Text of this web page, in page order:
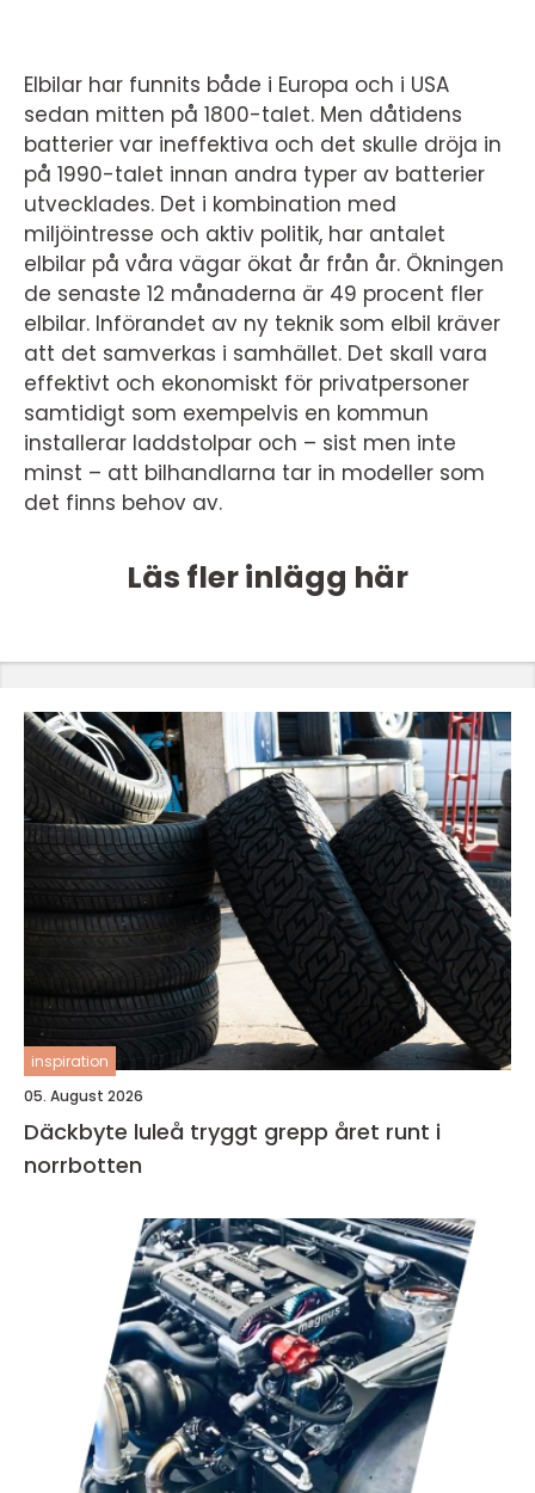
Elbilar har funnits både i Europa och i USA
sedan mitten på 1800-talet. Men dåtidens
batterier var ineffektiva och det skulle dröja in
på 1990-talet innan andra typer av batterier
utvecklades. Det i kombination med
miljöintresse och aktiv politik, har antalet
elbilar på våra vägar ökat år från år. Ökningen
de senaste 12 månaderna är 49 procent fler
elbilar. Införandet av ny teknik som elbil kräver
att det samverkas i samhället. Det skall vara
effektivt och ekonomiskt för privatpersoner
samtidigt som exempelvis en kommun
installerar laddstolpar och – sist men inte
minst – att bilhandlarna tar in modeller som
det finns behov av.
Läs fler inlägg här
inspiration
05. August 2026
Däckbyte luleå tryggt grepp året runt i
norrbotten